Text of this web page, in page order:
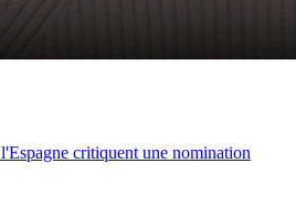
critiquent une nomination